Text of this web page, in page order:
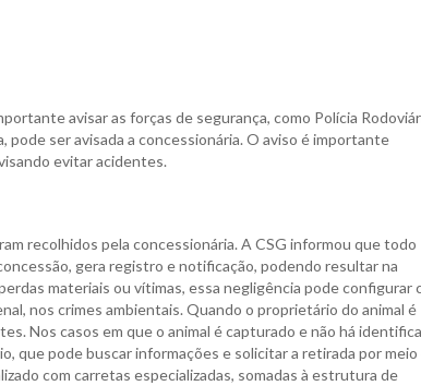
avisar as forças de segurança, como Polícia
pode ser avisada a concessionária. O aviso é importante
evitar acidentes.
recolhidos pela concessionária. A CSG informou que todo
gera registro e notificação, podendo resultar na
materiais ou vítimas, essa negligência pode configurar
nos crimes ambientais. Quando o proprietário do animal é
Nos casos em que o animal é capturado e não há
que pode buscar informações e solicitar a retirada por meio
com carretas especializadas, somadas à estrutura de